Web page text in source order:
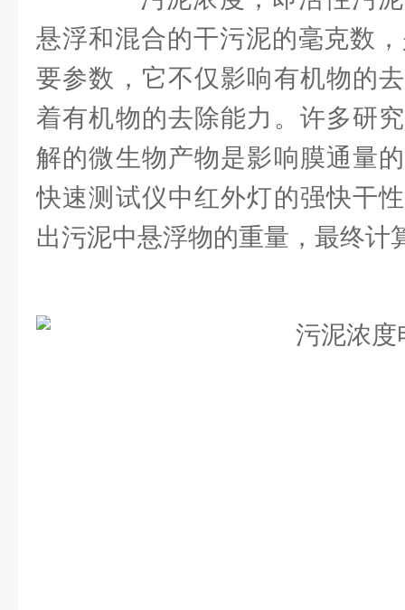
悬浮和混合的干污泥的毫克数
要参数，它不仅影响有机物的
着有机物的去除能力。许多研
解的微生物产物是影响膜通量
快速测试仪中红外灯的强快干
出污泥中悬浮物的重量，最终计